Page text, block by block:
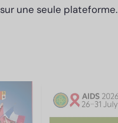
une seule plateforme.